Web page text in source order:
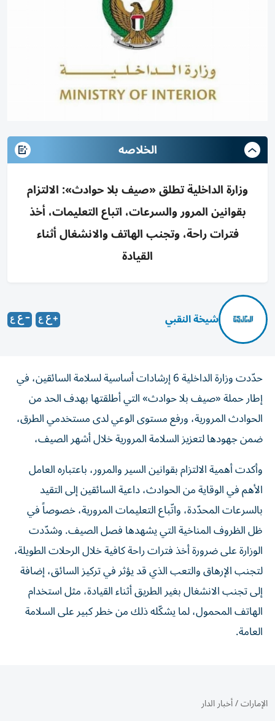
الخلاصه
وزارة الداخلية تطلق «صيف بلا حوادث»: الالتزام
بقوانين المرور والسرعات، اتباع التعليمات، أخذ
فترات راحة، وتجنب الهاتف والانشغال أثناء
القيادة
شيخة النقبي
حدّدت وزارة الداخلية 6 إرشادات أساسية لسلامة السائقين، في
إطار حملة «صيف بلا حوادث» التي أطلقتها بهدف الحد من
الحوادث المرورية، ورفع مستوى الوعي لدى مستخدمي الطرق،
ضمن جهودها لتعزيز السلامة المرورية خلال أشهر الصيف،
وأكدت أهمية الالتزام بقوانين السير والمرور، باعتباره العامل
الأهم في الوقاية من الحوادث، داعية السائقين إلى التقيد
بالسرعات المحدّدة، واتّباع التعليمات المرورية، خصوصاً في
ظل الظروف المناخية التي يشهدها فصل الصيف. وشدّدت
الوزارة على ضرورة أخذ فترات راحة كافية خلال الرحلات الطويلة،
لتجنب الإرهاق والتعب الذي قد يؤثر في تركيز السائق، إضافة
إلى تجنب الانشغال بغير الطريق أثناء القيادة، مثل استخدام
الهاتف المحمول، لما يشكّله ذلك من خطر كبير على السلامة
العامة.
الإمارات/أخبار الدار